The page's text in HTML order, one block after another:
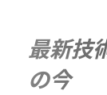
最新技
の今